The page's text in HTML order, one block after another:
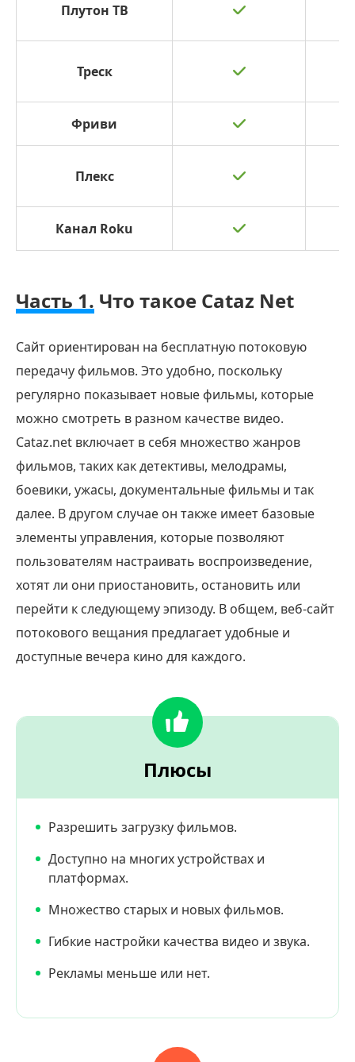
Плутон ТВ
Треск
Фриви
Плекс
Канал Roku
Часть 1. Что такое Cataz Net
Сайт ориентирован на бесплатную потоковую
передачу фильмов. Это удобно, поскольку
регулярно показывает новые фильмы, которые
можно смотреть в разном качестве видео.
Cataz.net включает в себя множество жанров
фильмов, таких как детективы, мелодрамы,
боевики, ужасы, документальные фильмы и так
далее. В другом случае он также имеет базовые
элементы управления, которые позволяют
пользователям настраивать воспроизведение,
хотят ли они приостановить, остановить или
перейти к следующему эпизоду. В общем, веб-сайт
потокового вещания предлагает удобные и
доступные вечера кино для каждого.
Плюсы
Разрешить загрузку фильмов.
Доступно на многих устройствах и
платформах.
Множество старых и новых фильмов.
Гибкие настройки качества видео и звука.
Рекламы меньше или нет.